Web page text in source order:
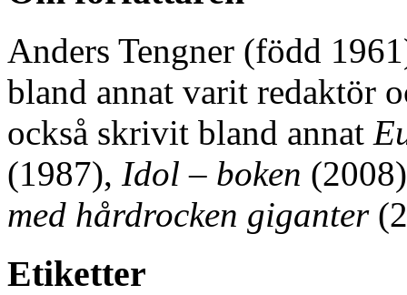
Anders Tengner (född
bland annat varit redaktör
också skrivit bland annat
(1987), Idol – boken
med hårdrocken giganter
Etiketter